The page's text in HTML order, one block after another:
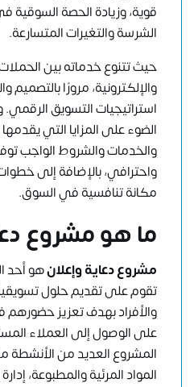
قوية، وزيادة الحصة السوقية
الشرسة والتغيرات المتسارعة.
حيث تتنوع خدماته بين الحملات
والإلكترونية، مرورًا بالتصميم
استراتيجيات التسويق
الضوء على المزايا التي يقدمها
والخدمات والشروط الواجب
واحترافي، بالإضافة إلى
مكانة تنافسية في السوق.
ما هو مشروع
مشروع دعاية وإعلانهو أحد
تقوم على تقديم حلول
والأفراد بهدف تعزيز
على الوصول إلى العملاء
المشروع العديد من الأنشطة
المواد المرئية والمطبوعة،